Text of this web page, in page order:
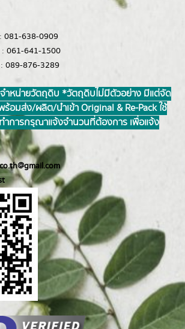
081-638-0909
061-641-1500
089-876-3289
ำหน่ายวัตถุดิบ *วัตถุดิบไม่มีตัวอย่าง มีแต่จัด
อมส่ง/ผลิต/นำเข้า Original & Re-Pack ใช้
ำการ กรุณาแจ้งจำนวนที่ต้องการ เพื่อแจ้ง